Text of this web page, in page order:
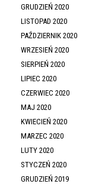
GRUDZIEŃ 2020
LISTOPAD 2020
PAŹDZIERNIK 2020
WRZESIEŃ 2020
SIERPIEŃ 2020
LIPIEC 2020
CZERWIEC 2020
MAJ 2020
KWIECIEŃ 2020
MARZEC 2020
LUTY 2020
STYCZEŃ 2020
GRUDZIEŃ 2019